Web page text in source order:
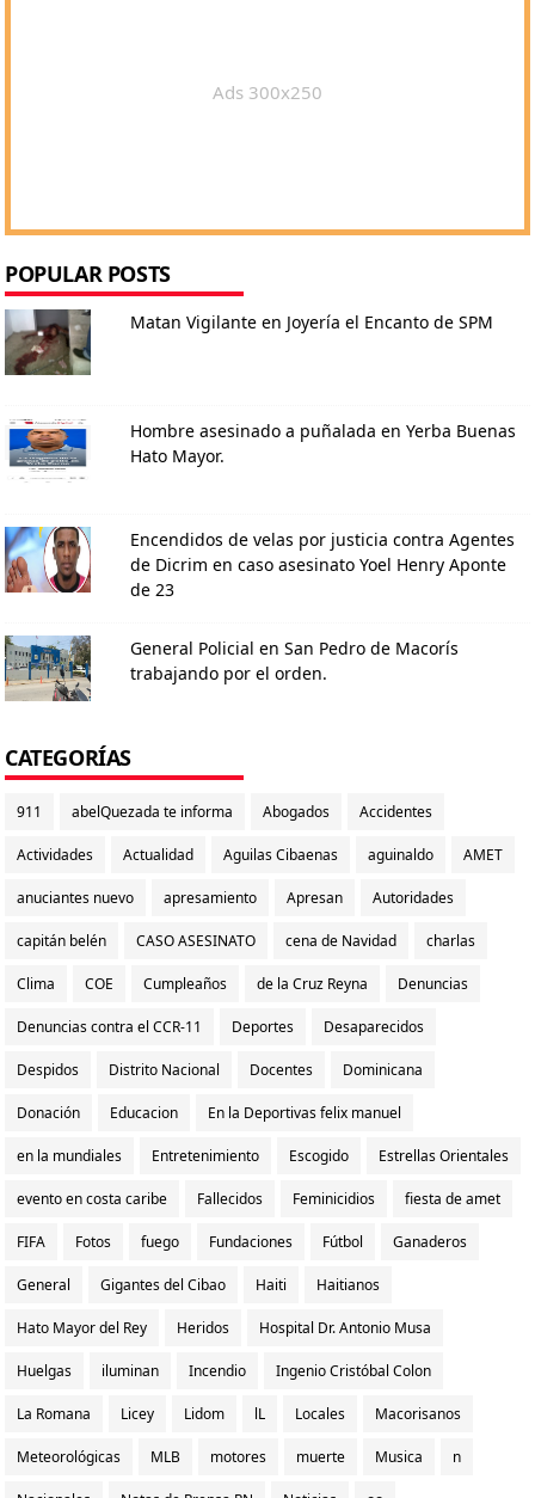
Ads 300x250
POPULAR POSTS
Matan Vigilante en Joyería el Encanto de SPM
Hombre asesinado a puñalada en Yerba Buenas
Hato Mayor.
Encendidos de velas por justicia contra Agentes
de Dicrim en caso asesinato Yoel Henry Aponte
de 23
General Policial en San Pedro de Macorís
trabajando por el orden.
CATEGORÍAS
911 abelQuezada te informa Abogados Accidentes
Actividades Actualidad Aguilas Cibaenas aguinaldo AMET
anuciantes nuevo apresamiento Apresan Autoridades
capitán belén CASO ASESINATO cena de Navidad charlas
Clima COE Cumpleaños de la Cruz Reyna Denuncias
Denuncias contra el CCR-11 Deportes Desaparecidos
Despidos Distrito Nacional Docentes Dominicana
Donación Educacion En la Deportivas felix manuel
en la mundiales Entretenimiento Escogido Estrellas Orientales
evento en costa caribe Fallecidos Feminicidios fiesta de amet
FIFA Fotos fuego Fundaciones Fútbol Ganaderos
General Gigantes del Cibao Haiti Haitianos
Hato Mayor del Rey Heridos Hospital Dr. Antonio Musa
Huelgas iluminan Incendio Ingenio Cristóbal Colon
La Romana Licey Lidom lL Locales Macorisanos
Meteorológicas MLB motores muerte Musica n